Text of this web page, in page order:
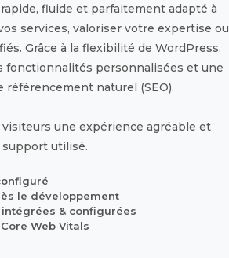
fluide et parfaitement adapté à
services, valoriser votre expertise ou
Grâce à la flexibilité de WordPress,
fonctionnalités personnalisées et une
naturel (SEO).
une expérience agréable et
utilisé.
le développement
& configurées
Web Vitals